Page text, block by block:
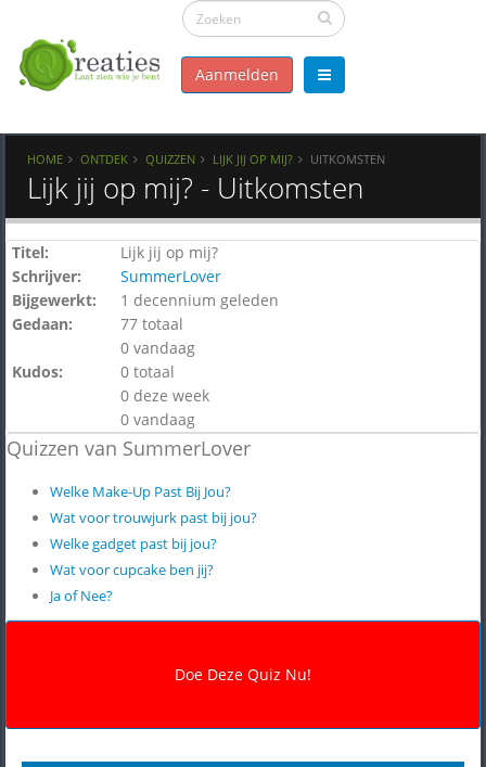
Aanmelden
HOME ONTDEK QUIZZEN LIJK JIJ OP MIJ? UITKOMSTEN
Lijk jij op mij? - Uitkomsten
Titel:
Lijk jij op mij?
Schrijver:
SummerLover
Bijgewerkt:
1 decennium geleden
Gedaan:
77 totaal
0 vandaag
Kudos:
0 totaal
0 deze week
0 vandaag
Quizzen van SummerLover
Welke Make-Up Past Bij Jou?
Wat voor trouwjurk past bij jou?
Welke gadget past bij jou?
Wat voor cupcake ben jij?
Ja of Nee?